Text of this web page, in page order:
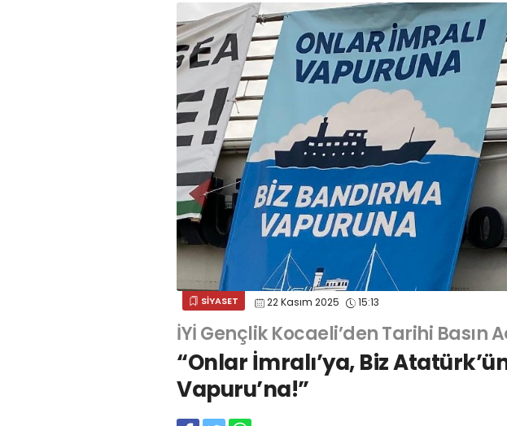
SİYASET 22 Kasım 2025 15:13
İYİ Gençlik Kocaeli’den Tarihi Basın
“Onlar İmralı’ya, Biz
Vapuru’na!”